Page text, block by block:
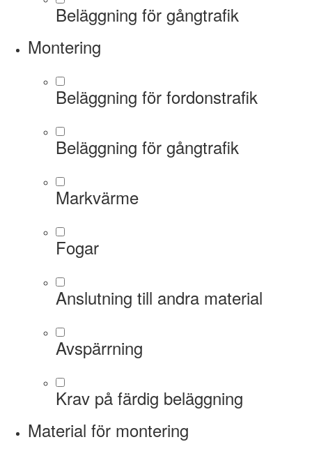
Beläggning för gångtrafik
Montering
Beläggning för fordonstrafik
Beläggning för gångtrafik
Markvärme
Fogar
Anslutning till andra material
Avspärrning
Krav på färdig beläggning
Material för montering